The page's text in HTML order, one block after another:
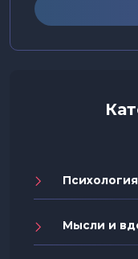
Психология
Мысли и